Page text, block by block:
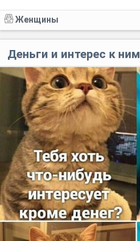
Женщины
Деньги и интерес к ним